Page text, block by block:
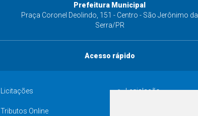
Prefeitura Municipal
Praça Coronel Deolindo, 151 - Centro - São Jerônimo da
Serra/PR
Acesso rápido
Licitações Legislação
Tributos Online